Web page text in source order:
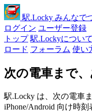
駅.Locky みんなで
ログイン ユーザー登録
トップ 駅.Lockyについて
ロード フォーラム 使い
次の電車まで
駅.Locky は、次の電車
iPhone/Android 向け時